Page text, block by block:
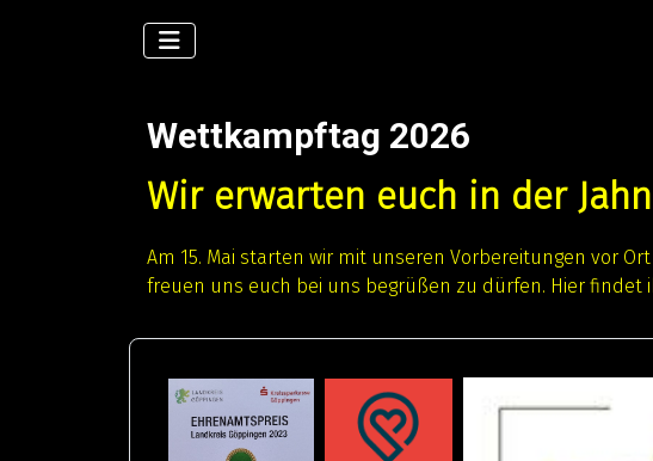
Wettkampftag 2026
Wir erwarten euch in der
Am 15. Mai starten wir mit unseren Vorbereitungen vor
freuen uns euch bei uns begrüßen zu dürfen. Hier findet